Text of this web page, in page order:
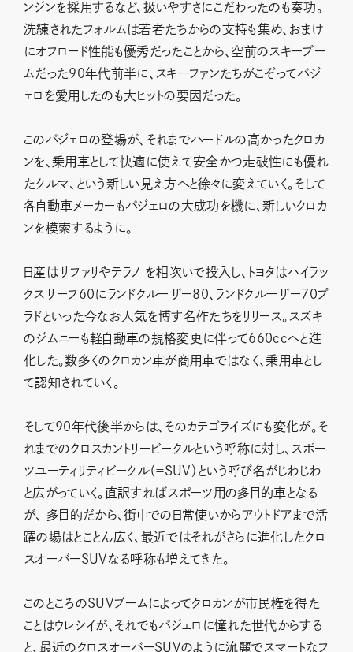
ンジンを採用するなど、扱いやすさにこだわったのも奏功。
洗練されたフォルムは若者たちからの支持も集め、おまけ
にオフロード性能も優秀だったことから、空前のスキーブー
ムだった90年代前半に、スキーファンたちがこぞってパジ
ェロを愛用したのも大ヒットの要因だった。
このパジェロの登場が、それまでハードルの高かったクロカ
ンを、乗用車として快適に使えて安全かつ走破性にも優れ
たクルマ、という新しい見え方へと徐々に変えていく。そして
各自動車メーカーもパジェロの大成功を機に、新しいクロカ
ンを模索するように。
日産はサファリやテラノ を相次いで投入し、トヨタはハイラッ
クスサーフ60にランドクルーザー80、ランドクルーザー70プ
ラドといった今なお人気を博す名作たちをリリース。スズキ
のジムニーも軽自動車の規格変更に伴って660ccへと進
化した。数多くのクロカン車が商用車ではなく、乗用車とし
て認知されていく。
そして90年代後半からは、そのカテゴライズにも変化が。そ
れまでのクロスカントリービークルという呼称に対し、スポー
ツユーティリティビークル（＝SUV）という呼び名がじわじわ
と広がっていく。直訳すればスポーツ用の多目的車となる
が、 多目的だから、街中での日常使いからアウトドアまで活
躍の場はとことん広く、最近ではそれがさらに進化したクロ
スオーバーSUVなる呼称も増えてきた。
このところのSUVブームによってクロカンが市民権を得た
ことはウレシイが、それでもパジェロに憧れた世代からする
と、最近のクロスオーバーSUVのように流麗でスマートなフ